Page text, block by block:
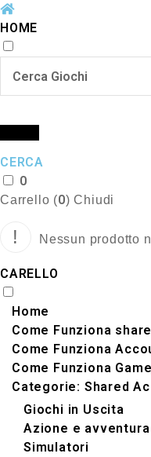
HOME
CERCA
0
Carrello (0)Chiudi
Nessun prodotto
CARELLO
Home
Come Funziona
Come Funziona
Come Funziona
Categorie: Shared
Giochi in Uscita
Azione e avventura
Simulatori‬